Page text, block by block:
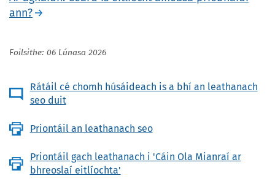
ann?
Foilsithe: 06 Lúnasa 2026
Rátáil cé chomh húsáideach is a bhí an leathanach
seo duit
Priontáil an leathanach seo
Priontáil gach leathanach i 'Cáin Ola Mianraí ar
bhreoslaí eitlíochta'